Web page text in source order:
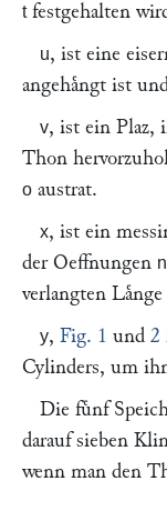
tfestgehalten
u, ist eine
angehaͤngt ist
v, ist ein Plaz,
Thon
o austrat.
x, ist ein
der Oeffnungen
verlangten
y, Fig. 1 und 2
Cylinders, um
Die fuͤnf
darauf sieben
wenn man den